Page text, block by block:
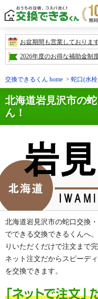
お盆期間も営業しておりま
2026年度のお得な補助金制
交換できるくん home 蛇口(水
北海道岩見沢市の
ん！
北海道岩見沢市の蛇口交換
でできる交換できるくんへ
りいただくだけで注文まで
ネット注文だからスピーデ
を交換できます。